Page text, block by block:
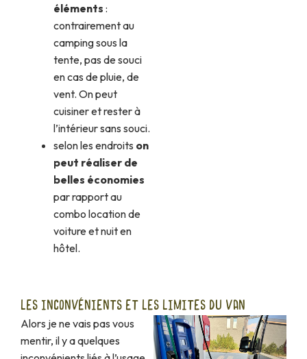
éléments :
contrairement au
camping sous la
tente, pas de souci
en cas de pluie, de
vent. On peut
cuisiner et rester à
l’intérieur sans souci.
selon les endroits on
peut réaliser de
belles économies
par rapport au
combo location de
voiture et nuit en
hôtel.
LES INCONVÉNIENTS ET LES LIMITES DU VAN
Alors je ne vais pas vous
mentir, il y a quelques